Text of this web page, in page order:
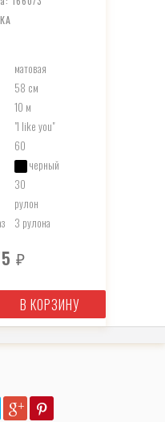
матовая
58 см
10 м
"I like you"
60
черный
30
рулон
3 рулона
₽
В КОРЗИНУ